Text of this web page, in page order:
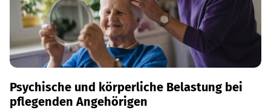
Psychische und körperliche Belastung bei
pflegenden Angehörigen